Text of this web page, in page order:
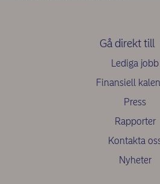
Gå direkt till
Lediga jobb
Finansiell
Press
Rapporter
Kontakta
Nyheter